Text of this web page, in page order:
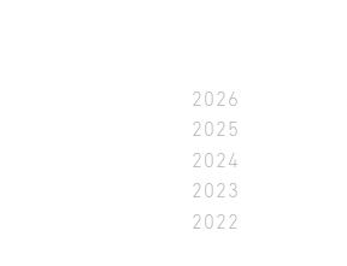
2026
2025
2024
2023
2022